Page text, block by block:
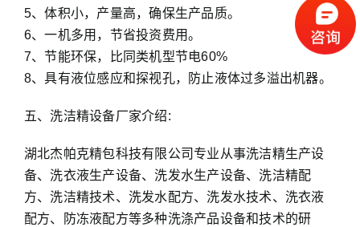
5、体积小，产量高，确保生产品质。
6、一机多用，节省投资费用。
7、节能环保，比同类机型节电60%
8、具有液位感应和探视孔，防止液体过多溢出机器。
五、洗洁精设备厂家介绍:
湖北杰帕克精包科技有限公司专业从事洗洁精生产设
备、洗衣液生产设备、洗发水生产设备、洗洁精配
方、洗洁精技术、洗发水配方、洗发水技术、洗衣液
配方、防冻液配方等多种洗涤产品设备和技术的研